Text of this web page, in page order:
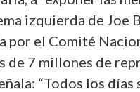
izquierda de Joe
por el Comité
de 7 millones de
“Todos los días